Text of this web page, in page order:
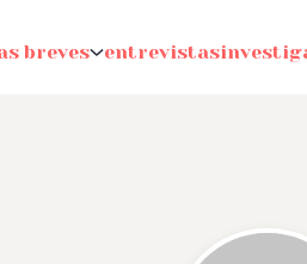
breves entrevistas